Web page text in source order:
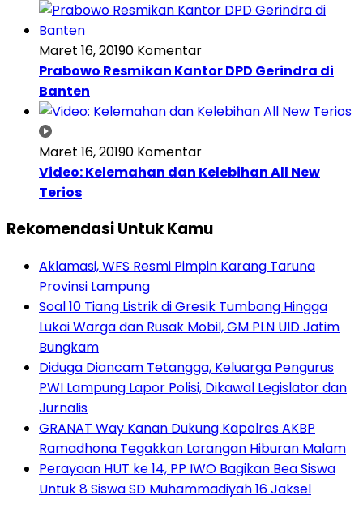
Maret 16, 20190 Komentar
Prabowo Resmikan Kantor DPD Gerindra di
Banten
Maret 16, 20190 Komentar
Video: Kelemahan dan Kelebihan All New
Terios
Rekomendasi Untuk Kamu
Aklamasi, WFS Resmi Pimpin Karang Taruna
Provinsi Lampung
Soal 10 Tiang Listrik di Gresik Tumbang Hingga
Lukai Warga dan Rusak Mobil, GM PLN UID Jatim
Bungkam
Diduga Diancam Tetangga, Keluarga Pengurus
PWI Lampung Lapor Polisi, Dikawal Legislator dan
Jurnalis
GRANAT Way Kanan Dukung Kapolres AKBP
Ramadhona Tegakkan Larangan Hiburan Malam
Perayaan HUT ke 14, PP IWO Bagikan Bea Siswa
Untuk 8 Siswa SD Muhammadiyah 16 Jaksel